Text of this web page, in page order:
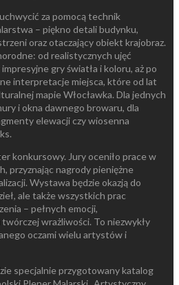
za pomocą technik
– piękno detali budynku,
oraz otaczający obiekt krajobraz.
od realistycznych ujęć
gry światła i koloru, aż po
interpretacje miejsca, które od lat
mapie Włocławka. Dla jednych
i okna dawnego browaru, dla
elewacji czy wiosenna
konkursowy. Jury oceniło prace w
przyznając nagrody pieniężne
Wystawa będzie okazją do
ale także wszystkich prac
– pełnych emocji,
wrażliwości. To niezwykły
oczami wielu artystów i
specjalnie przygotowany katalog